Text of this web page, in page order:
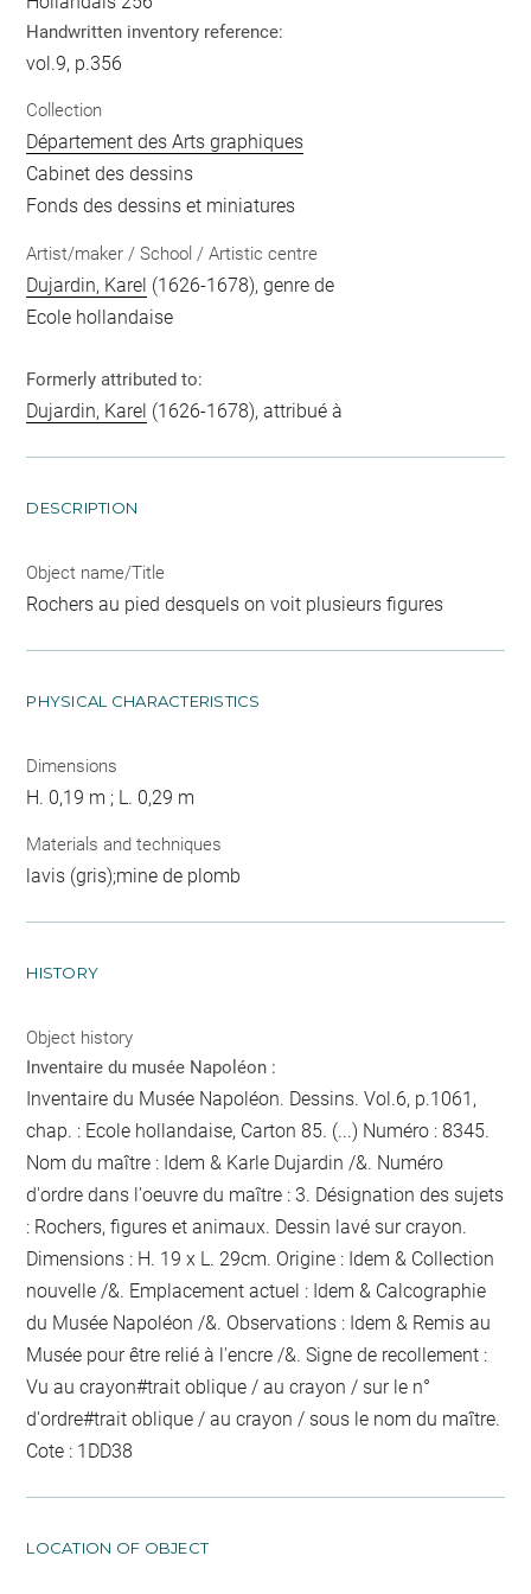
Handwritten inventory reference:
vol.9, p.356
Collection
Département des Arts graphiques
Cabinet des dessins
Fonds des dessins et miniatures
Artist/maker / School / Artistic centre
Dujardin, Karel (1626-1678), genre de
Ecole hollandaise
Formerly attributed to:
Dujardin, Karel (1626-1678), attribué à
DESCRIPTION
Object name/Title
Rochers au pied desquels on voit plusieurs figures
PHYSICAL CHARACTERISTICS
Dimensions
H. 0,19 m ; L. 0,29 m
Materials and techniques
lavis (gris);mine de plomb
HISTORY
Object history
Inventaire du musée Napoléon :
Inventaire du Musée Napoléon. Dessins. Vol.6, p.1061,
chap. : Ecole hollandaise, Carton 85. (...) Numéro : 8345.
Nom du maître : Idem & Karle Dujardin /&. Numéro
d'ordre dans l'oeuvre du maître : 3. Désignation des sujets
: Rochers, figures et animaux. Dessin lavé sur crayon.
Dimensions : H. 19 x L. 29cm. Origine : Idem & Collection
nouvelle /&. Emplacement actuel : Idem & Calcographie
du Musée Napoléon /&. Observations : Idem & Remis au
Musée pour être relié à l'encre /&. Signe de recollement :
Vu au crayon#trait oblique / au crayon / sur le n°
d'ordre#trait oblique / au crayon / sous le nom du maître.
Cote : 1DD38
LOCATION OF OBJECT